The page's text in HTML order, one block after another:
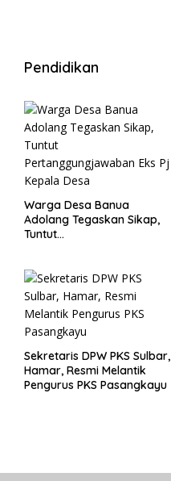
Pendidikan
Warga Desa Banua
Adolang Tegaskan Sikap,
Tuntut
Sekretaris DPW PKS Sulbar,
Hamar, Resmi Melantik
Pengurus PKS Pasangkayu